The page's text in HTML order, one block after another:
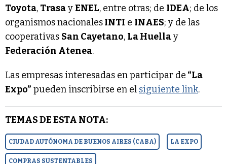
Toyota, TrasayENEL, entre otras; de IDEA; de los
organismos nacionalesINTI e INAES; y de las
cooperativas San Cayetano, La Huellay
Federación Atenea.
Las empresas interesadas en participar de “La
Expo” pueden inscribirse en el siguiente link.
TEMAS DE ESTA NOTA:
CIUDAD AUTÓNOMA DE BUENOS AIRES (CABA) LA EXPO
COMPRAS SUSTENTABLES